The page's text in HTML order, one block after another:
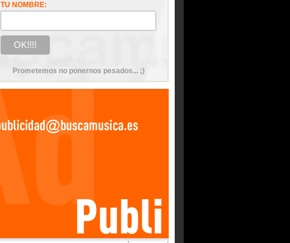
TU NOMBRE:
Prometemos no ponernos pesados... ;)